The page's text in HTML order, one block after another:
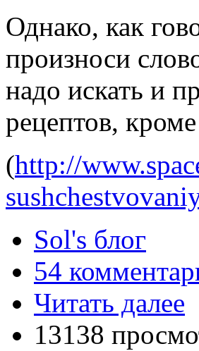
Однако, как
произноси
надо искать и
рецептов,
(http://
Sol's блог
54
Читать далее
13138